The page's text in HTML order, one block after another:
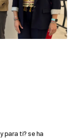
para ti? se ha